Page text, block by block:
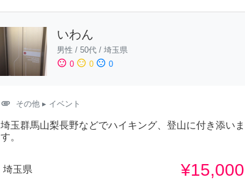
いわん
男性 / 50代 / 埼玉県
sentiment_satisfied 0 sentiment_neutral 0 sentiment_dissatisfied 0
attachment その他 ▸ イベント
埼玉群馬山梨長野などでハイキング、登山に付き添いま
す。
埼玉県 ¥15,000